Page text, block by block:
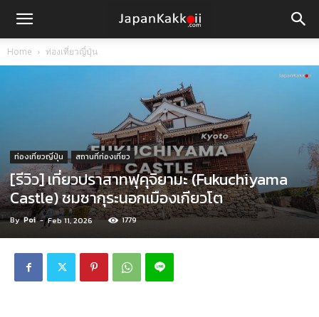
Home ท่องเที่ยวญี่ปุ่น
ท่องเที่ยวญี่ปุ่น สถานที่ท่องเที่ยว
[รีวิว] เที่ยวปราสาทฟุคุจิยามะ (Fukuchiyama
Castle) ชมซากุระนอกเมืองเกียวโต
By Poi- Feb 11, 2026 1779